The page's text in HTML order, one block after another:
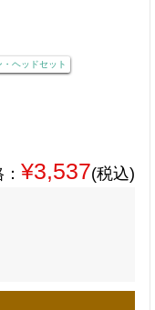
ヘッドセット
¥3,537(税込)